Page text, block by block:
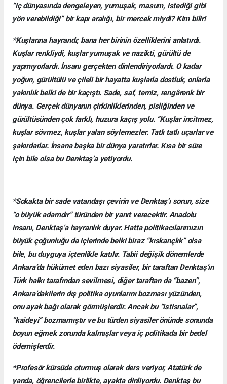
“iç dünyasında dengeleyen, yumuşak, masum, istediği gibi
yön verebildiği” bir kapı aralığı, bir mercek miydi? Kim bilir!
*Kuşlarına hayrandı; bana her birinin özelliklerini anlatırdı.
Kuşlar renkliydi, kuşlar yumuşak ve nazikti, gürültü de
yapmıyorlardı. İnsanı gerçekten dinlendiriyorlardı. O kadar
yoğun, gürültülü ve çileli bir hayatta kuşlarla dostluk, onlarla
yakınlık belki de bir kaçıştı. Sade, saf, temiz, rengârenk bir
dünya. Gerçek dünyanın çirkinliklerinden, pisliğinden ve
gürültüsünden çok farklı, huzura kaçış yolu. “Kuşlar incitmez,
kuşlar sövmez, kuşlar yalan söylemezler. Tatlı tatlı uçarlar ve
şakırdarlar. İnsana başka bir dünya yaratırlar. Kısa bir süre
için bile olsa bu Denktaş’a yetiyordu.
*Sokakta bir sade vatandaşı çevirin ve Denktaş’ı sorun, size
“o büyük adamdır” türünden bir yanıt verecektir. Anadolu
insanı, Denktaş’a hayranlık duyar. Hatta politikacılarımızın
büyük çoğunluğu da içlerinde belki biraz “kıskançlık” olsa
bile, bu duyguya içtenlikle katılır. Tabii değişik dönemlerde
Ankara’da hükümet eden bazı siyasiler, bir taraftan Denktaş’ın
Türk halkı tarafından sevilmesi, diğer taraftan da “bazen”,
Ankara’dakilerin dış politika oyunlarını bozması yüzünden,
onu ayak bağı olarak görmüşlerdir. Ancak bu “istisnalar”,
“kaideyi” bozmamıştır ve bu türden siyasiler önünde sonunda
boyun eğmek zorunda kalmışlar veya iç politikada bir bedel
ödemişlerdir.
*Profesör kürsüde oturmuş olarak ders veriyor, Atatürk de
yanda, öğrencilerle birlikte, ayakta dinliyordu. Denktaş bu